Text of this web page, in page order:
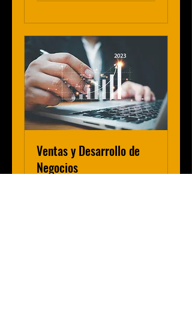
Ventas y Desarrollo de
Negocios